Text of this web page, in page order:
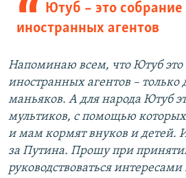
Ютуб – это собрание
иностранных агентов
Напоминаю всем, что Ютуб это
иностранных агентов – только
маньяков. А для народа Ютуб
мультиков, с помощью
и мам кормят внуков и детей.
за Путина. Прошу при
руководствоваться интересами